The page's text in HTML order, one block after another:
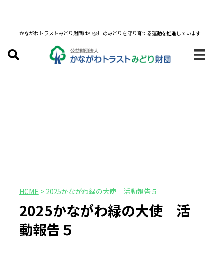
かながわトラストみどり財団は神奈川のみどりを守り育てる運動を推進しています
HOME > 2025かながわ緑の大使 活動報告５
2025かながわ緑の大使 活
動報告５